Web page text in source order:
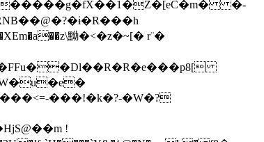
黝�<�z�~[� r¨�
!